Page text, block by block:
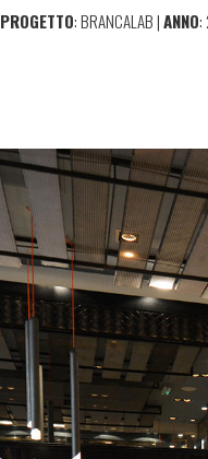
PROGETTO: BRANCALAB |ANNO: